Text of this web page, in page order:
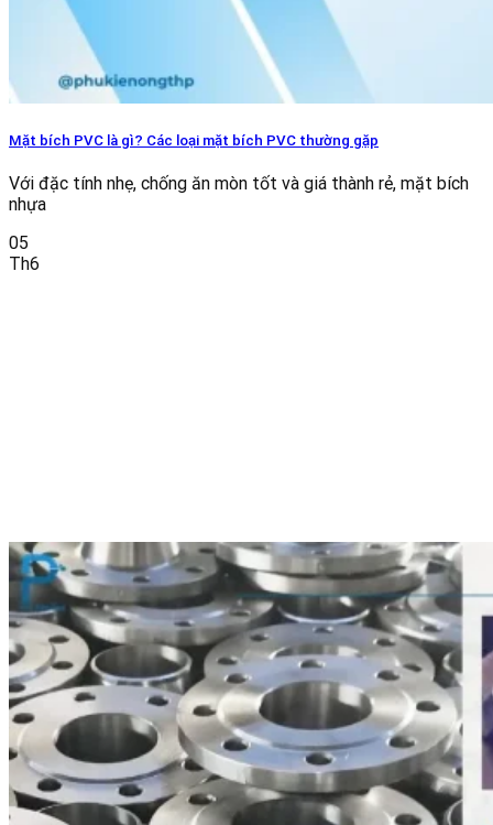
Mặt bích PVC là gì? Các loại mặt bích PVC thường gặp
Với đặc tính nhẹ, chống ăn mòn tốt và giá thành rẻ, mặt bích
nhựa
05
Th6